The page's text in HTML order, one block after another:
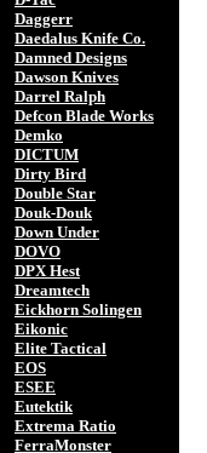
Daggerr
Daedalus Knife Co.
Damned Designs
Dawson Knives
Darrel Ralph
Defcon Blade Works
Demko
DICTUM
Dirty Bird
Double Star
Douk-Douk
Down Under
DOVO
DPX Hest
Dreamtech
Eickhorn Solingen
Eikonic
Elite Tactical
EOS
ESEE
Eutektik
Extrema Ratio
FerraMonster